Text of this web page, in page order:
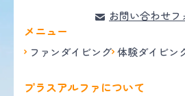
お問い合わせフ
メニュー
ファンダイビング 体験ダイビン
プラスアルファについて